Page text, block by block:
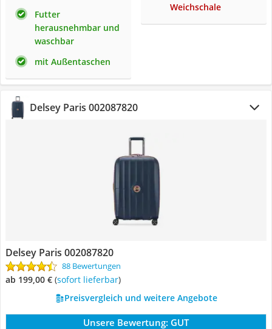
Futter
herausnehmbar und
waschbar
mit Außentaschen
Weichschale
Delsey Paris 002087820
Delsey Paris 002087820
88 Bewertungen
ab 199,00 € ( Sofort lieferbar)
Preisvergleich und weitere Angebote
Unsere Bewertung: GUT